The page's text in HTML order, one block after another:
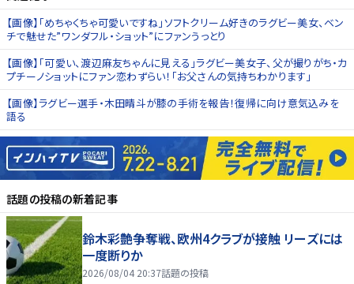
【画像】「めちゃくちゃ可愛いですね」ソフトクリーム好きのラグビー美女、ベン
チで魅せた”ワンダフル・ショット”にファンうっとり
【画像】「可愛い、渡辺麻友ちゃんに見える」ラグビー美女子、父が撮りがち・カ
プチーノショットにファン恋わずらい！「お父さんの気持ちわかります」
【画像】ラグビー選手・木田晴斗が膝の手術を報告！復帰に向け意気込みを
語る
話題の投稿の新着記事
鈴木彩艶争奪戦、欧州4クラブが接触 リーズには
一度断りか
2026/08/04 20:37話題の投稿